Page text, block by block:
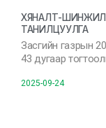
ХЯНАЛТ-
ТАНИЛЦУУЛГА
Засгийн газрын
43 дугаар
2025-09-24